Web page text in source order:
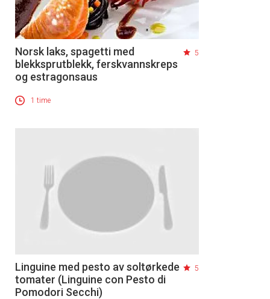
Norsk laks, spagetti med
blekksprutblekk, ferskvannskreps
og estragonsaus
5
1 time
Linguine med pesto av soltørkede
tomater (Linguine con Pesto di
Pomodori Secchi)
5